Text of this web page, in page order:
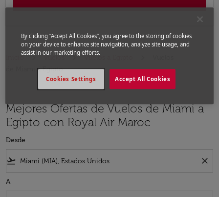
Inicio Vuelos Vuelos a Egipto
de Miami a Egipto
Mejores Ofertas de Vuelos de Miami a
Egipto con Royal Air Maroc
Desde
flight_takeoff close
A
By clicking “Accept All Cookies”, you agree to the storing of cookies
on your device to enhance site navigation, analyze site usage, and
assist in our marketing efforts.
Accept All Cookies
Cookies Settings